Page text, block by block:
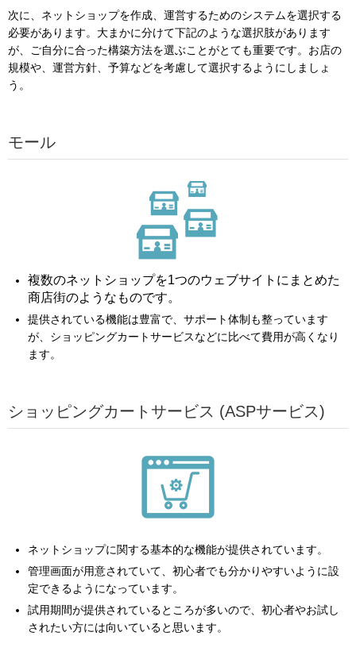
次に、ネットショップを作成、運営するためのシステムを選択する
必要があります。大まかに分けて下記のような選択肢があります
が、ご自分に合った構築方法を選ぶことがとても重要です。お店の
規模や、運営方針、予算などを考慮して選択するようにしましょ
う。
モール
複数のネットショップを1つのウェブサイトにまとめた
商店街のようなものです。
提供されている機能は豊富で、サポート体制も整っています
が、ショッピングカートサービスなどに比べて費用が高くなり
ます。
ショッピングカートサービス (ASPサービス)
ネットショップに関する基本的な機能が提供されています。
管理画面が用意されていて、初心者でも分かりやすいように設
定できるようになっています。
試用期間が提供されているところが多いので、初心者やお試し
されたい方には向いていると思います。